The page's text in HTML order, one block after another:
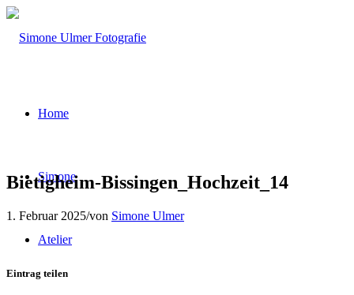
Home
Simone
Atelier
Bietigheim-Bissingen_Hochzeit_14
1. Februar 2025/von Simone Ulmer
Eintrag teilen